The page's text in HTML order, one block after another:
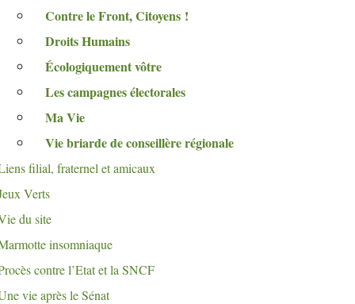
Contre le Front, Citoyens !
Droits Humains
Écologiquement vôtre
Les campagnes électorales
Ma Vie
Vie briarde de conseillère régionale
filial, fraternel et amicaux
Verts
du site
insomniaque
contre l’Etat et la SNCF
vie après le Sénat